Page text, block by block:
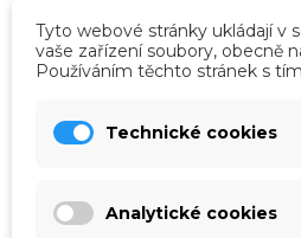
Úprava vody
Tyto webové stránky ukládají v
vaše zařízení soubory, obecně
Používáním těchto stránek s
Technické cookies
Analytické cookies